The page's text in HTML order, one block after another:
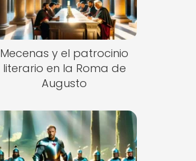
Mecenas y el patrocinio
literario en la Roma de
Augusto